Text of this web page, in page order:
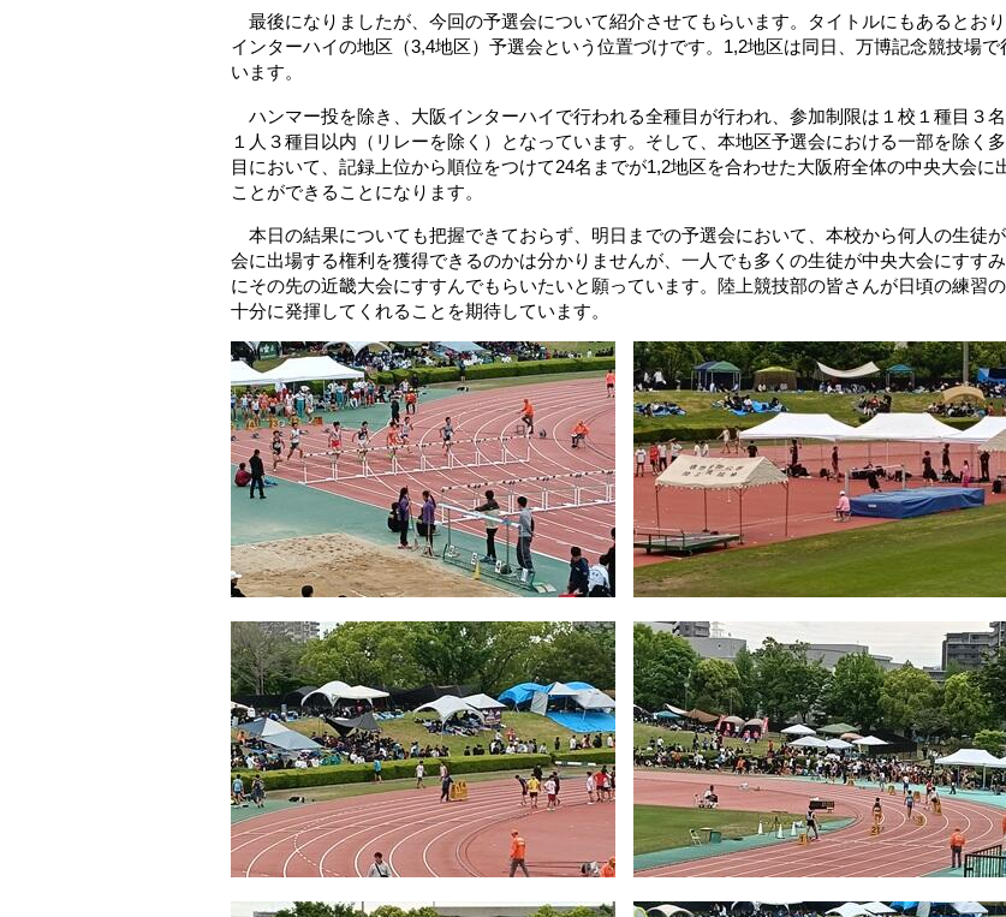
最後になりましたが、今回の予選会について紹介させてもらいます。タイトルにもあるとお
インターハイの地区（3,4地区）予選会という位置づけです。1,2地区は同日、万博記念競技場で
います。
ハンマー投を除き、大阪インターハイで行われる全種目が行われ、参加制限は１校１種目３名
１人３種目以内（リレーを除く）となっています。そして、本地区予選会における一部を除く
目において、記録上位から順位をつけて24名までが1,2地区を合わせた大阪府全体の中央大会に
ことができることになります。
本日の結果についても把握できておらず、明日までの予選会において、本校から何人の生徒
会に出場する権利を獲得できるのかは分かりませんが、一人でも多くの生徒が中央大会にすす
にその先の近畿大会にすすんでもらいたいと願っています。陸上競技部の皆さんが日頃の練習
十分に発揮してくれることを期待しています。